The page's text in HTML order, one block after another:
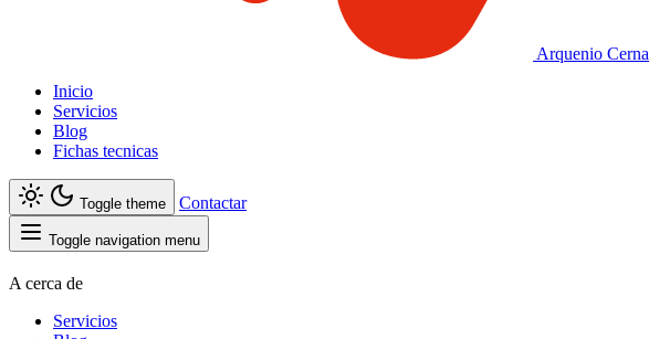
Arquenio Cerna
Inicio
Servicios
Blog
Fichas tecnicas
Toggle theme Contactar
Toggle navigation menu
A cerca de
Servicios